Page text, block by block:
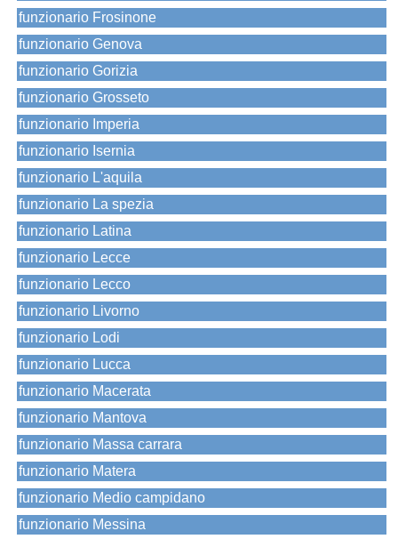
funzionario Frosinone
funzionario Genova
funzionario Gorizia
funzionario Grosseto
funzionario Imperia
funzionario Isernia
funzionario L'aquila
funzionario La spezia
funzionario Latina
funzionario Lecce
funzionario Lecco
funzionario Livorno
funzionario Lodi
funzionario Lucca
funzionario Macerata
funzionario Mantova
funzionario Massa carrara
funzionario Matera
funzionario Medio campidano
funzionario Messina